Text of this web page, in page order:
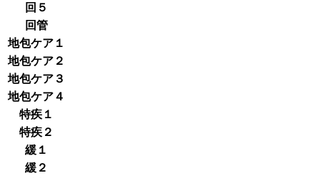
回５
回管
地包ケア１
地包ケア２
地包ケア３
地包ケア４
特疾１
特疾２
緩１
緩２